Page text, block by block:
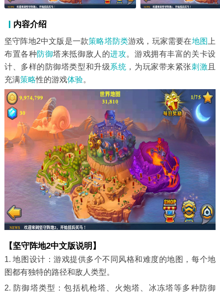
内容介绍
坚守阵地2中文版是一款策略塔防类游戏，玩家需要在地图 上
布置各种防御塔来抵御敌人的进攻。游戏拥有丰富的关卡设
计、多样的防御塔类型和升级系统 ，为玩家带来紧张刺激 且
充满策略性的游戏体验。
【坚守阵地2中文版说明】
1. 地图设计：游戏提供多个不同风格和难度的地图，每个地
图都有独特的路径和敌人类型。
2. 防御塔类型：包括机枪塔、火炮塔、冰冻塔等多种防御